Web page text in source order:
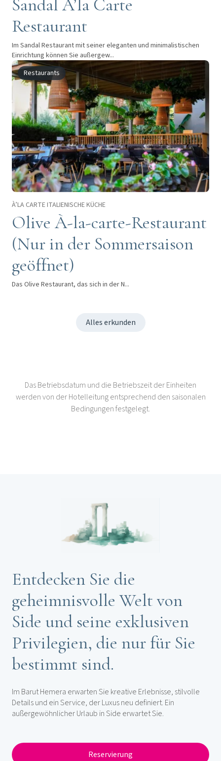
Sandal Á’la Carte
Restaurant
Im Sandal Restaurant mit seiner eleganten und minimalistischen
Einrichtung können Sie außergew...
Restaurants
À’LA CARTE ITALIENISCHE KÜCHE
Olive À-la-carte-Restaurant
(Nur in der Sommersaison
geöffnet)
Das Olive Restaurant, das sich in der N...
Alles erkunden
Das Betriebsdatum und die Betriebszeit der Einheiten
werden von der Hotelleitung entsprechend den saisonalen
Bedingungen festgelegt.
Entdecken Sie die
geheimnisvolle Welt von
Side und seine exklusiven
Privilegien, die nur für Sie
bestimmt sind.
Im Barut Hemera erwarten Sie kreative Erlebnisse, stilvolle
Details und ein Service, der Luxus neu definiert. Ein
außergewöhnlicher Urlaub in Side erwartet Sie.
Reservierung